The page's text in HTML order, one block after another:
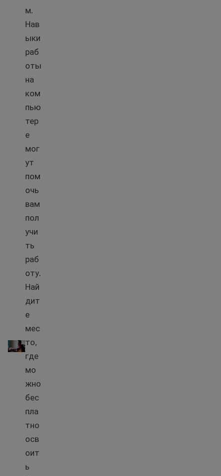
Базовые навыки работы на компьютере и
м.
Нав
ыки
раб
оты
на
ком
пью
тер
е
мог
ут
пом
очь
вам
пол
учи
ть
раб
оту.
Най
дит
е
мес
то,
где
мо
жно
бес
пла
тно
осв
оит
ь